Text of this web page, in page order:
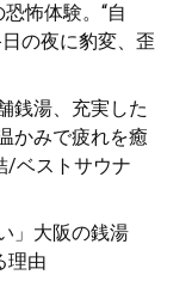
怖体験。“自
の夜に豹変、歪
銭湯、充実した
かみで疲れを癒
/ベストサウナ
」大阪の銭湯
理由